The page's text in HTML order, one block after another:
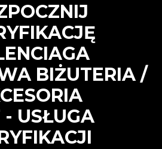
BIŻUTERIA /
- USŁUGA